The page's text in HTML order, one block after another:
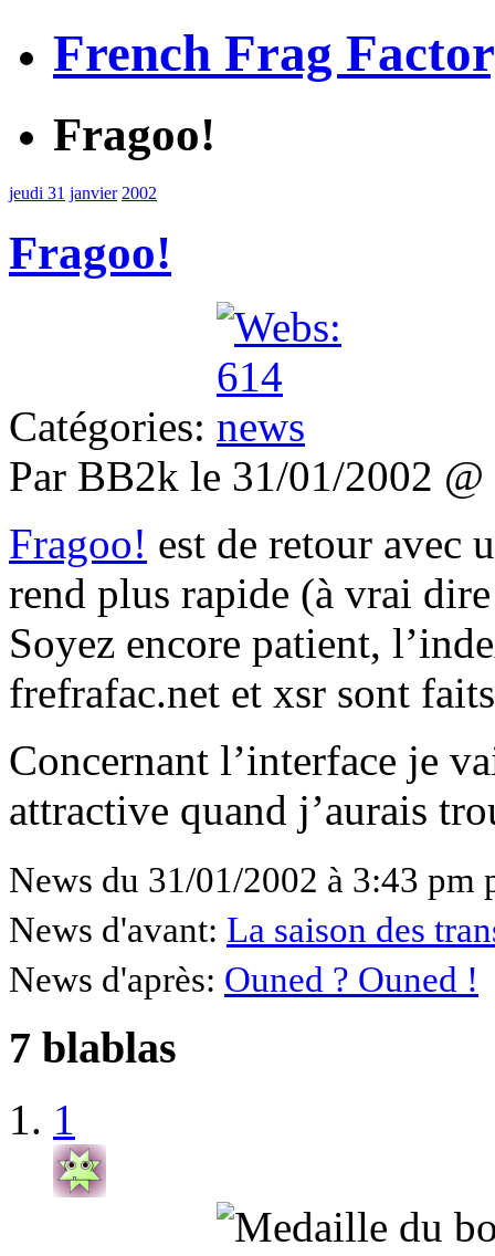
French Frag
Fragoo!
jeudi 31 janvier 2002
Fragoo!
Catégories:
Par BB2k le 31/01/2002
Fragoo! est de retour avec
rend plus rapide (à vrai
Soyez encore patient,
frefrafac.net et xsr sont
Concernant l’interface je
attractive quand j’aurais
News du 31/01/2002 à 3:43 pm
News d'avant: La saison des
News d'après: Ouned ? Ouned !
7 blablas
1